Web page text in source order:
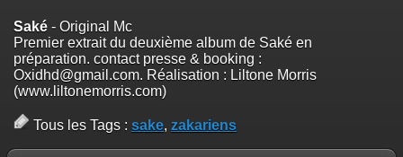
Saké - Original Mc
Premier extrait du deuxième album de Saké en
préparation. contact presse & booking :
Oxidhd@gmail.com. Réalisation : Liltone Morris
(www.liltonemorris.com)
Tous les Tags : sake, zakariens